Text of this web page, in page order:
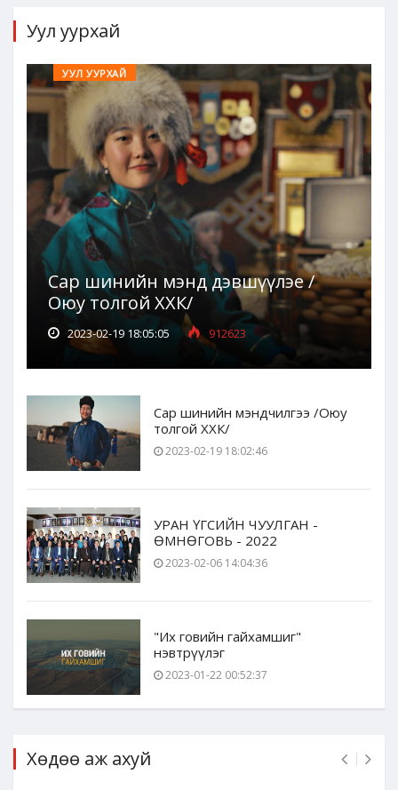
Уул уурхай
УУЛ УУРХАЙ
Сар шинийн мэнд дэвшүүлэе /
Оюу толгой ХХК/
2023-02-19 18:05:05 912623
Сар шинийн мэндчилгээ /Оюу
толгой ХХК/
2023-02-19 18:02:46
УРАН ҮГСИЙН ЧУУЛГАН -
ӨМНӨГОВЬ - 2022
2023-02-06 14:04:36
"Их говийн гайхамшиг"
нэвтрүүлэг
2023-01-22 00:52:37
Хөдөө аж ахуй